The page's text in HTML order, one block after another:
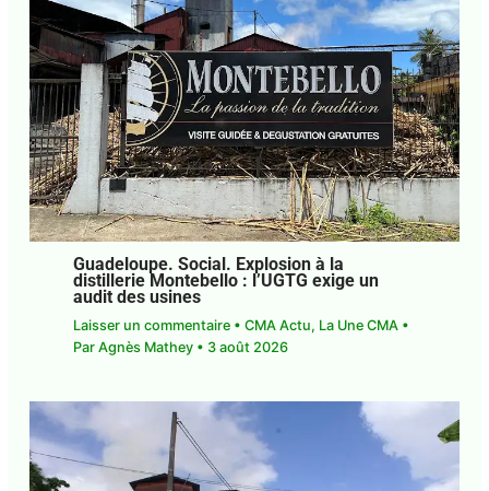
Guadeloupe. Social. Explosion à la
distillerie Montebello : l’UGTG exige un
audit des usines
Laisser un commentaire • CMA Actu ,La Une CMA